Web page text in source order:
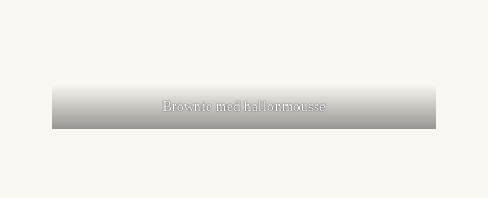
Brownie med hallonmousse